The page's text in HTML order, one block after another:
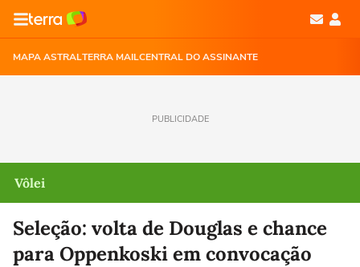
MAPA ASTRALTERRA MAILCENTRAL DO ASSINANTE
PUBLICIDADE
Vôlei
Seleção: volta de Douglas e chance
para Oppenkoski em convocação